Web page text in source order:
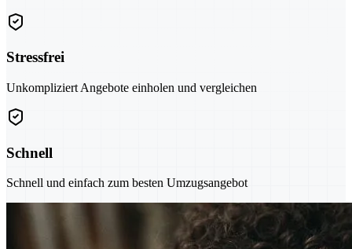
Stressfrei
Unkompliziert Angebote einholen und vergleichen
Schnell
Schnell und einfach zum besten Umzugsangebot